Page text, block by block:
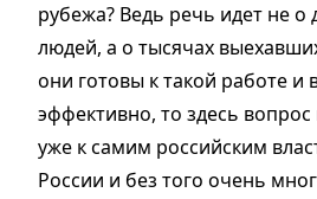
рубежа? Ведь речь идет не о
людей, а о тысячах
они готовы к такой работе и
эффективно, то здесь
уже к самим российским
России и без того очень